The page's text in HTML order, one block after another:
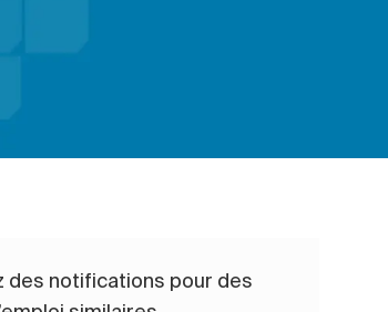
des notifications pour des